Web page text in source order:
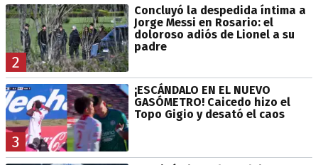
2
Concluyó la despedida íntima a
Jorge Messi en Rosario: el
doloroso adiós de Lionel a su
padre
3
¡ESCÁNDALO EN EL NUEVO
GASÓMETRO! Caicedo hizo el
Topo Gigio y desató el caos